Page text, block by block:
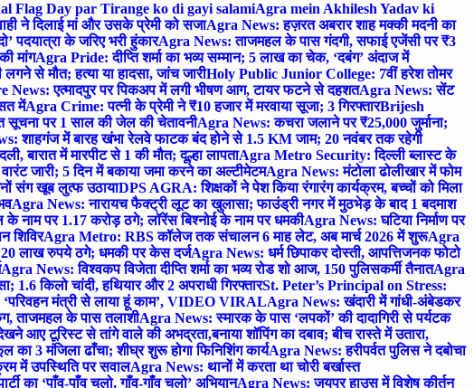
Flag Day par Tirange ko di gayi salamiAgra mein Akhilesh Yadav ki
ने दिलाई मां और उसके प्रेमी को सजाAgra News: हज़रत अबरार शाह मक्की मदनी का
पदयात्रा के जरिए भरी हुंकारAgra News: ताजमहल के पास गंदगी, सफाई एजेंसी पर ₹3
मांगAgra Pride: दीप्ति शर्मा का भव्य सम्मान; 5 लाख का चेक, ‘दबंग’ अंदाज में
से मौत; हत्या या हादसा, जांच जारीHoly Public Junior College: 7वीं हरेश तोमर
एत्मादपुर पर पिकअप में लगी भीषण आग, टायर फटने से दहशतAgra News: सेंट
मेंAgra Crime: पत्नी के प्रेमी ने ₹10 हजार में मरवाया सूजा; 3 गिरफ्तारBrijesh
सूचना पर 1 साल की जेल की चेतावनीAgra News: कचरा जलाने पर ₹25,000 जुर्माना;
शाहगंज में बारह खंभा रेलवे फाटक बंद होने से 1.5 KM जाम; 20 नवंबर तक रहेगी
बारात में मारपीट से 1 की मौत; दूल्हा लापताAgra Metro Security: दिल्ली ब्लास्ट के
जारी; 5 दिन में बकाया जमा करने का अल्टीमेटमAgra News: मंटोला ढोलीखार में फोम
संग खूब लुत्फ उठायाDPS AGRA: शिक्षकों ने पेश किया रंगारंग कार्यक्रम, बच्चों को मिला
Agra News: नारायच फैक्ट्री लूट का खुलासा; फाउंड्री नगर में मुठभेड़ के बाद 1 बदमाश
नाम पर 1.17 करोड़ ठगे; लॉरेंस बिश्नोई के नाम पर धमकीAgra News: घटिया निर्माण पर
शिविरAgra Metro: RBS कॉलेज तक संचालन 6 माह लेट, अब मार्च 2026 में शुरूAgra
लाख रुपये ठगे; धमकी पर केस दर्जAgra News: धर्म छिपाकर दोस्ती, आपत्तिजनक फोटो
Agra News: विश्वकप विजेता दीप्ति शर्मा का भव्य रोड शो आज, 150 पुलिसकर्मी तैनातAgra
किलो चांदी, हथियार और 2 अपराधी गिरफ्तारSt. Peter’s Principal on Stress:
‘परिवहन मंत्री से लाया हूं काम’, VIDEO VIRALAgra News: खंदारी में गांधी-अंबेडकर
ताजमहल के पास तलाशीAgra News: स्मारक के पास ‘लपकों’ की दादागिरी से पर्यटक
आए टूरिस्ट से तांगे वाले की अभद्रता,बनाया शॉपिंग का दबाव; बीच रास्ते में उतारा,
3 मंजिला ढाँचा; शीघ्र शुरू होगा फिनिशिंग कार्यAgra News: हरीपर्वत पुलिस ने दबोचा
में उपस्थिति पर सवालAgra News: थानों में करता था चोरी बर्खास्त
का ‘पाँव-पाँव चलो, गाँव-गाँव चलो’ अभियानAgra News: जयपुर हाउस में विशेष कीर्तन